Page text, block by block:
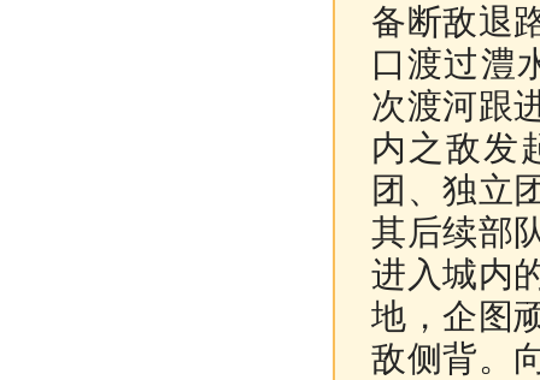
备断敌退
口渡过澧
次渡河跟
内之敌发
团、独立
其后续部
进入城内
地，企图
敌侧背。